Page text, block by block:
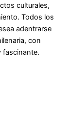
culturales,
Todos los
adentrarse
con
fascinante.